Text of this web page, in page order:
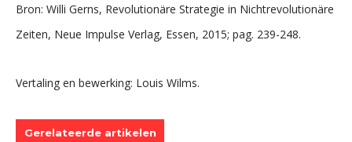
Bron: Willi Gerns, Revolutionäre Strategie in Nichtrevolutionäre
Zeiten, Neue Impulse Verlag, Essen, 2015; pag. 239-248.
Vertaling en bewerking: Louis Wilms.
Gerelateerde artikelen